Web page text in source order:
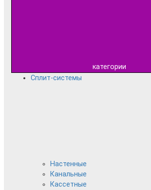
категории
Сплит-системы
Настенные
Канальные
Кассетные